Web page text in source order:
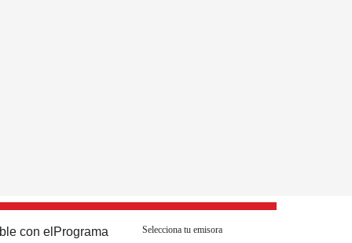
con el Programa Selecciona tu emisora